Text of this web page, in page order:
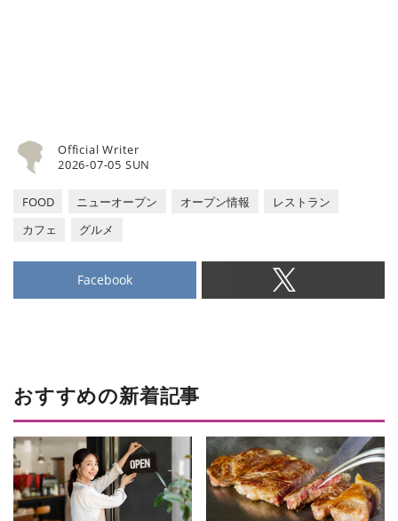
2026-07-05 SUN
Official Writer
FOOD ニューオープン オープン情報
レストラン
カフェ
グルメ
Facebook
おすすめの新着記事